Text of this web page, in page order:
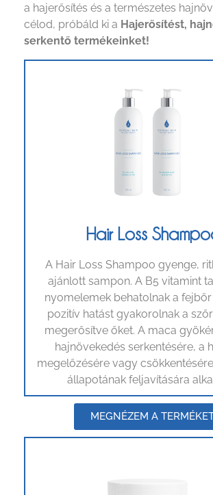
a hajerősítés és a természetes
célod, próbáld ki a Hajerősítést,
serkentő termékeinket!
Hair Loss
A Hair Loss Shampoo gyenge,
ajánlott sampon. A B5 vitamint
nyomelemek behatolnak a
pozitív hatást gyakorolnak a
megerősítve őket. A maca
hajnövekedés serkentésére, a
megelőzésére vagy
állapotának feljavítására
MEGNÉZEM A